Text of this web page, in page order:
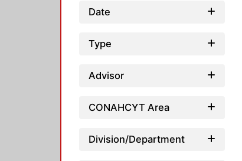
Date
Type
Advisor
CONAHCYT Area
Division/Department